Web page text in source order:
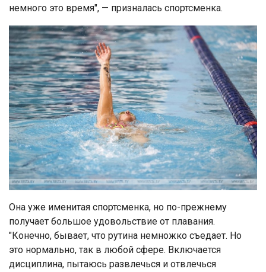
немного это время", — призналась спортсменка.
Она уже именитая спортсменка, но по-прежнему
получает большое удовольствие от плавания.
"Конечно, бывает, что рутина немножко съедает. Но
это нормально, так в любой сфере. Включается
дисциплина, пытаюсь развлечься и отвлечься